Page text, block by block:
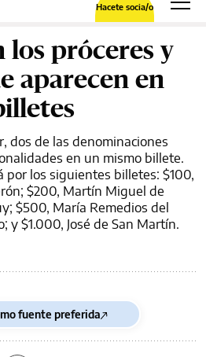
Hacete socia/o
los próceres y
aparecen en
dos de las denominaciones
en un mismo billete.
por los siguientes billetes: $100,
$200, Martín Miguel de
$500, María Remedios del
y $1.000, José de San Martín.
fuente preferida